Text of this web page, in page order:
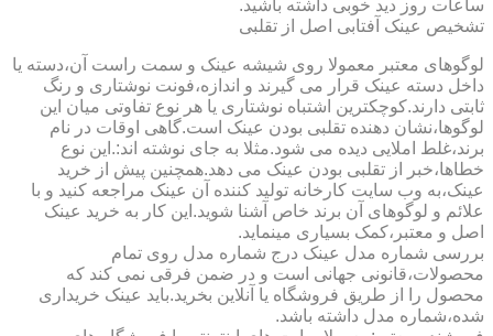
ساعات روز دید خوبی داشته باشید.
تشخیص عینک آفتابی اصل از تقلبی
لوگوهای معتبر معمولا روی شیشه عینک و سمت راست آن،دسته یا
داخل دسته عینک قرار می گیرند و اندازه،فونت نوشتاری و رنگ
ثابتی دارند.کوچکترین اشتباه نوشتاری یا هر نوع تفاوتی میان این
لوگوها،نشان دهنده تقلبی بودن عینک است.گاهی اوقات در نام
برند،غلط املایی دیده می شود.مثلا به جای نوشته اند:.این نوع
خطاها،خبر از تقلبی بودن عینک می دهد.همچنین پیش از خرید
عینک،به وب سایت کارخانه تولید کننده آن عینک مراجعه کنید و با
علائم و لوگوهای آن برند خاص آشنا شوید.این کار به خرید عینک
اصل و معتبر،کمک بسیاری مینماید.
بررسی شماره مدل عینک درج شماره مدل روی تمام
محصولات،قانونی جهانی است و در ضمن فرقی نمی کند که
محصول را از طریق فروشگاه یا آنلاین بخرید.باید عینک خریداری
شده،شماره مدل داشته باشد.